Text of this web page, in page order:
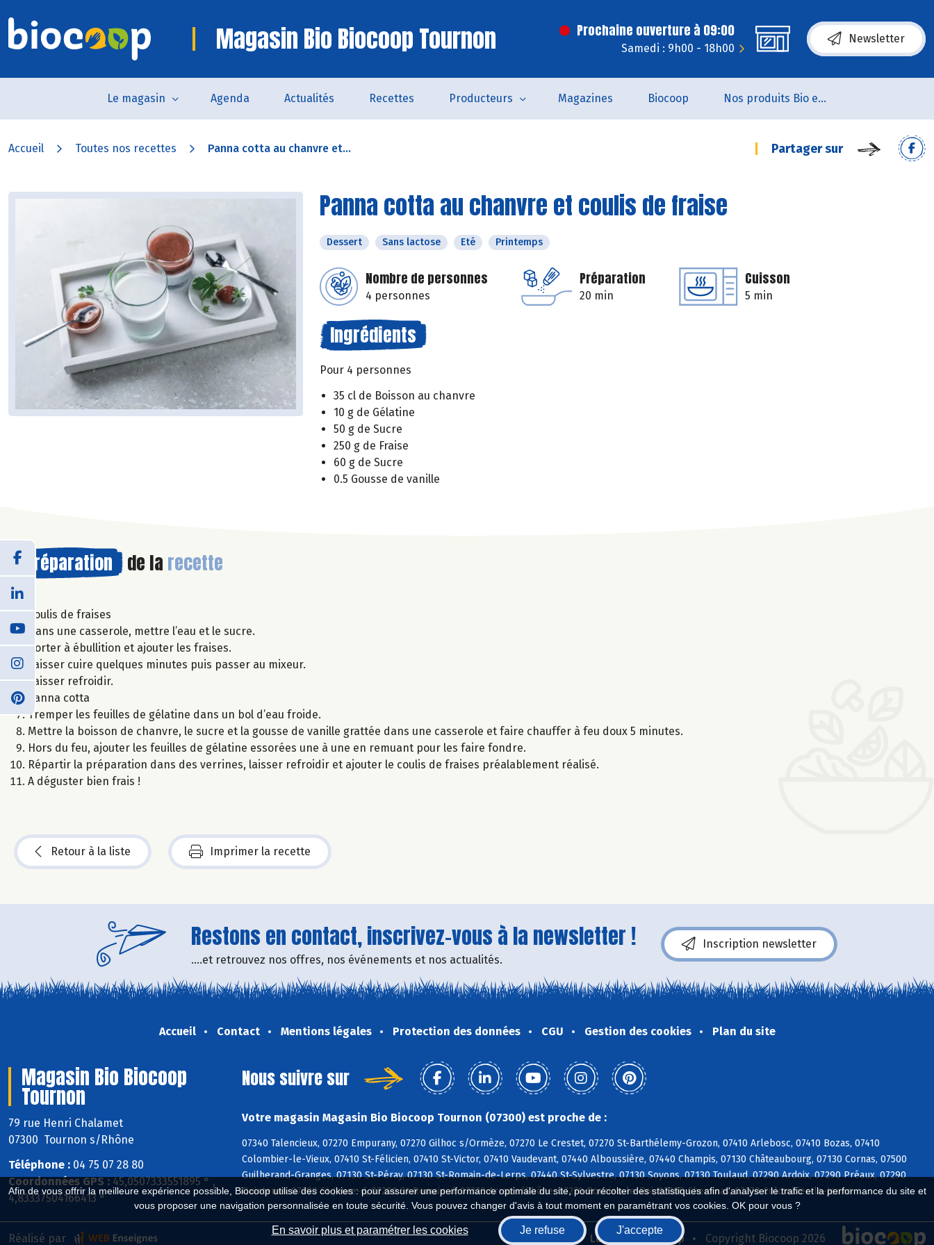
Afin de vous offrir la meilleure expérience possible, Biocoop utilise des cookies : pour assurer une performance optimale du site, pour récolter des statistiques afin d'analyser le trafic et la performance du site et
vous proposer une navigation personnalisée en toute sécurité. Vous pouvez changer d'avis à tout moment en paramétrant vos cookies. OK pour vous ?
En savoir plus et paramétrer les cookies Je refuse J'accepte
Magasin Bio Biocoop Tournon Prochaine ouverture à 09:00
Samedi : 9h00 - 18h00
Newsletter
Le magasin Agenda Actualités Recettes Producteurs Magazines Biocoop Nos produits Bio et Locaux
Accueil Toutes nos recettes Panna cotta au chanvre et... Partager sur
Panna cotta au chanvre et coulis de fraise
Dessert Sans lactose Eté Printemps
Nombre de personnes
4 personnes
Préparation
20 min
Cuisson
5 min
Ingrédients
Pour 4 personnes
35 cl de Boisson au chanvre
10 g de Gélatine
50 g de Sucre
250 g de Fraise
60 g de Sucre
0.5 Gousse de vanille
Préparation de la recette
Coulis de fraises
Dans une casserole, mettre l’eau et le sucre.
Porter à ébullition et ajouter les fraises.
Laisser cuire quelques minutes puis passer au mixeur.
Laisser refroidir.
Panna cotta
Tremper les feuilles de gélatine dans un bol d’eau froide.
Mettre la boisson de chanvre, le sucre et la gousse de vanille grattée dans une casserole et faire chauffer à feu doux 5 minutes.
Hors du feu, ajouter les feuilles de gélatine essorées une à une en remuant pour les faire fondre.
Répartir la préparation dans des verrines, laisser refroidir et ajouter le coulis de fraises préalablement réalisé.
A déguster bien frais !
Retour à la liste Imprimer la recette
Restons en contact, inscrivez-vous à la newsletter !
....et retrouvez nos offres, nos événements et nos actualités.
Inscription newsletter
Accueil Contact Mentions légales Protection des données CGU Gestion des cookies Plan du site
Magasin Bio Biocoop
Tournon
79 rue Henri Chalamet
07300 Tournon s/Rhône
Téléphone : 04 75 07 28 80
Coordonnées GPS : 45,0507333551895 ° ,
4,83337504166413 °
Nous suivre sur
Votre magasin Magasin Bio Biocoop Tournon (07300) est proche de :
07340 Talencieux, 07270 Empurany, 07270 Gilhoc s/Ormèze, 07270 Le Crestet, 07270 St-Barthélemy-Grozon, 07410 Arlebosc, 07410 Bozas, 07410
Colombier-le-Vieux, 07410 St-Félicien, 07410 St-Victor, 07410 Vaudevant, 07440 Alboussière, 07440 Champis, 07130 Châteaubourg, 07130 Cornas, 07500
Guilherand-Granges, 07130 St-Péray, 07130 St-Romain-de-Lerps, 07440 St-Sylvestre, 07130 Soyons, 07130 Toulaud, 07290 Ardoix, 07290 Préaux, 07290
Quintenas, 07290 St-Jeure-d, 07290 St-Romain-d, 07370 Arras s/Rhône, 07270 Boucieu-le-Roi, 07300 Cheminas, 07270 Colombier-le-Jeune
Biocoop.fr Le réseau Biocoop Copyright Biocoop 2026
Réalisé par